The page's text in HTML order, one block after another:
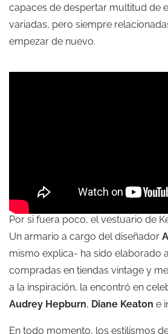
capaces de despertar multitud de
variadas, pero siempre
empezar de nuevo.
Por si fuera poco, el vestuario de
Un armario a cargo del diseñador
mismo explica- ha sido elaborado
compradas en tiendas vintage y
a la inspiración, la encontró en
Audrey Hepburn, Diane Keaton e
En todo momento, los estilismos